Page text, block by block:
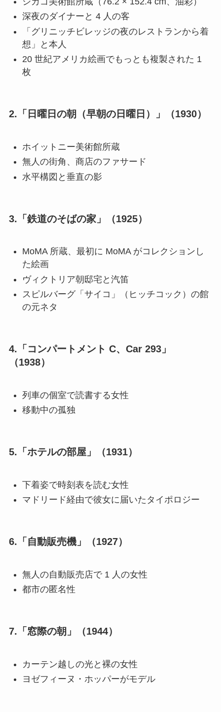
深夜のダイナーと 4 人の客
「グリニッチビレッジの夜のレストランから着
想」と本人
20 世紀アメリカ絵画でもっとも複製された 1
枚
2.「日曜日の朝（早朝の日曜日）」（1930）
ホイットニー美術館所蔵
無人の街角、商店のファサード
水平構図と垂直の影
3.「鉄道のそばの家」（1925）
MoMA 所蔵、最初に MoMA がコレクションし
た絵画
ヴィクトリア朝邸宅と汽笛
スピルバーグ「サイコ」（ヒッチコック）の館
の元ネタ
4.「コンパートメント C、Car 293」
（1938）
列車の個室で読書する女性
移動中の孤独
5.「ホテルの部屋」（1931）
下着姿で時刻表を読む女性
マドリード経由で彼女に届いたタイポロジー
6.「自動販売機」（1927）
無人の自動販売店で 1 人の女性
都市の匿名性
7.「窓際の朝」（1944）
カーテン越しの光と裸の女性
ヨゼフィーヌ・ホッパーがモデル